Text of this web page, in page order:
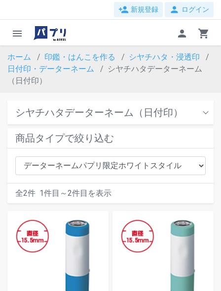
person_add 新規登録 person ログイン
menu person shopping_cart
ホーム 印鑑・はんこを作る
シヤチハタ・浸透印
日付印・データーネーム
シヤチハタデーターネーム
（日付印）
シヤチハタデーターネーム（日付印）
商品タイプで絞り込む
全2件 1件目～2件目を表示